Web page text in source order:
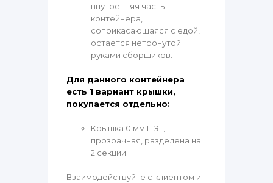
внутренняя часть
контейнера,
соприкасающаяся с едой,
остается нетронутой
руками сборщиков.
Для данного контейнера
есть 1 вариант крышки,
покупается отдельно:
Крышка 0 мм ПЭТ,
прозрачная, разделена на
2 секции.
Взаимодействуйте с клиентом и